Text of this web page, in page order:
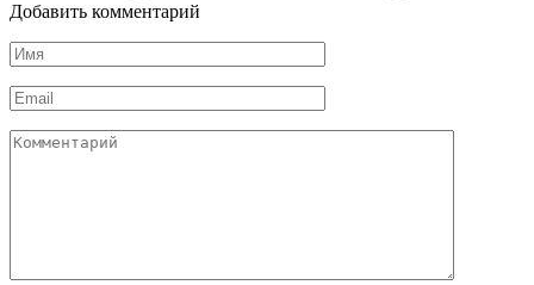
Добавить комментарий
Имя
*
Email
*
Комментарий